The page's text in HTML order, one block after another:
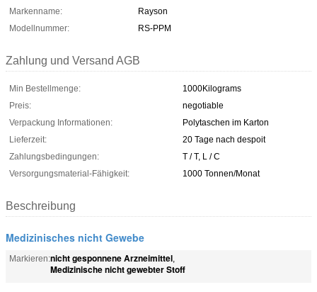
Markenname:
Rayson
Modellnummer:
RS-PPM
Zahlung und Versand AGB
Min Bestellmenge:
1000Kilograms
Preis:
negotiable
Verpackung Informationen:
Polytaschen im Karton
Lieferzeit:
20 Tage nach despoit
Zahlungsbedingungen:
T / T, L / C
Versorgungsmaterial-Fähigkeit:
1000 Tonnen/Monat
Beschreibung
Medizinisches nicht Gewebe
Markieren:nicht gesponnene Arzneimittel,
Medizinische nicht gewebter Stoff